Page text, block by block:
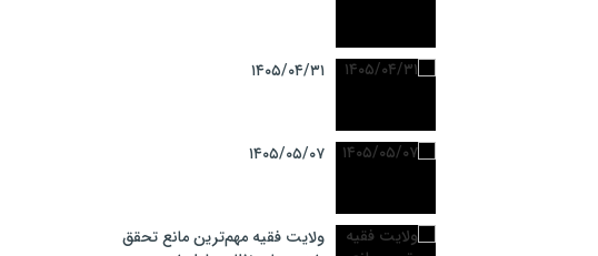
۱۴۰۵/۰۴/۳۱
۱۴۰۵/۰۵/۰۷
ولایت فقیه مهم‌ترین مانع تحقق